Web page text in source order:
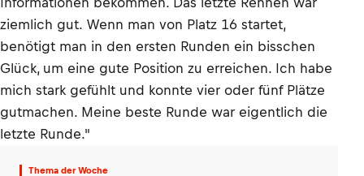
ziemlich gut. Wenn man von Platz 16 startet,
benötigt man in den ersten Runden ein bisschen
Glück, um eine gute Position zu erreichen. Ich habe
mich stark gefühlt und konnte vier oder fünf Plätze
gutmachen. Meine beste Runde war eigentlich die
letzte Runde."
Thema der Woche